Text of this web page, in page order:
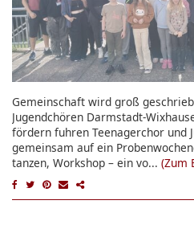
Gemeinschaft wird groß
Jugendchören Darmstadt-
fördern fuhren Teenagerchor und
gemeinsam auf ein
tanzen, Workshop – ein vo... (Zum